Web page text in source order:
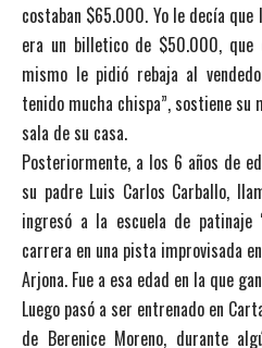
costaban $65.000. Yo le decía
era un billetico de $50.000, que
mismo le pidió rebaja al
tenido mucha chispa”, sostiene su
sala de su casa.
Posteriormente, a los 6 años de
su padre Luis Carlos Carballo,
ingresó a la escuela de patinaje
carrera en una pista improvisada
Arjona. Fue a esa edad en la que
Luego pasó a ser entrenado en
de Berenice Moreno, durante